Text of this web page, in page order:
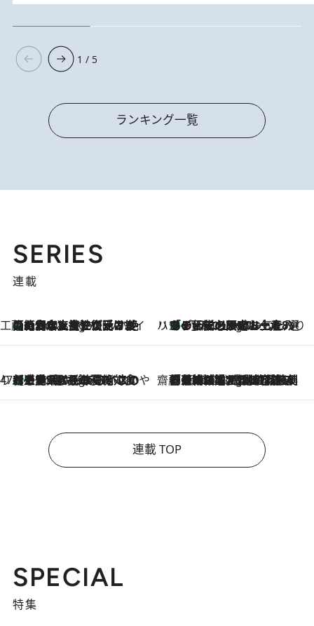
1 / 5
ランキング一覧
SERIES
連載
工藤まやのおもてなしハワイ
6 Hours Ago
【ハワイ土産】ローカルの絶大な支持で復活！ 絶品の幻クッキー《元ファンの日本人女性が受け継いだ名店》 ハワイ賢者 リサのお気に入りリスト6 Hours Ago
あの伝説の限定トートも！ リニューアルした「ディーン＆デルーカ ハワイ」で必須のお土産8選
47都道府県の手みやげ ひんやりスイーツで夏を満喫
6 Hours Ago
【三重県】この夏絶対食べたい 冷やしておいしいおやつ3選 お餅×アイスの新感覚スイーツ 齋藤 薫 美容脳ルネサンス
6 Hours Ago
「荷物が増えるほど旅ストレスは増す」美容ジャーナリストがたどり着いた最終結論。“化粧品を劇的に減らす”感動の凝縮美容とは
連載 TOP
SPECIAL
特集